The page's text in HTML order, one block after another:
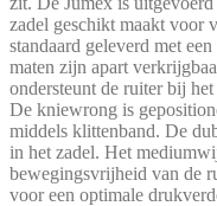
zadel geschikt maakt voor
standaard geleverd met
maten zijn apart
ondersteunt de ruiter bij
De kniewrong is
middels klittenband. De
in het zadel. Het
bewegingsvrijheid van de
voor een optimale